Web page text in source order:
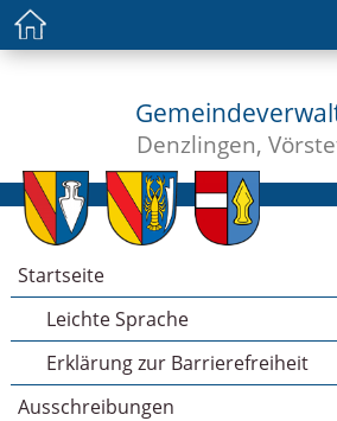
Denzlingen,
Startseite
Leichte Sprache
Erklärung zur Barrierefreiheit
Ausschreibungen